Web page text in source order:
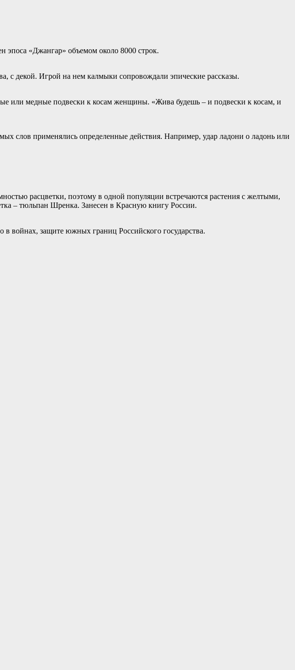
эпоса «Джангар» объемом около 8000 строк.
с декой. Игрой на нем калмыки сопровождали эпические рассказы.
или медные подвески к косам женщины. «Жива будешь – и подвески к косам, и
слов применялись определенные действия. Например, удар ладони о ладонь или
расцветки, поэтому в одной популяции встречаются растения с желтыми,
– тюльпан Шренка. Занесен в Красную книгу России.
войнах, защите южных границ Российского государства.